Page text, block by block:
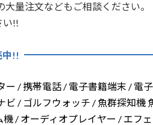
量注文などもご相談ください。
い!!
中!!
/ 携帯電話 / 電子書籍端末 / 電
/ ゴルフウォッチ / 魚群探知機
/ オーディオプレイヤー / エフェ